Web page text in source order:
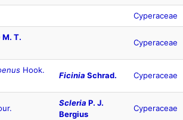
Cyperaceae
M. T.
Cyperaceae
Hook.
Ficinia Schrad. Cyperaceae
Scleria P. J.
Bergius
Cyperaceae